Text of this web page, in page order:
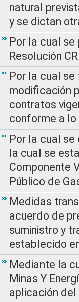
natural
y se dictan
Por la cual
Resolución
Por la cual
modificación
contratos
conforme a lo
Por la cual se
la cual se
Componente
Público de
Medidas
acuerdo de
suministro y
establecido
Mediante la
Minas Y
aplicación